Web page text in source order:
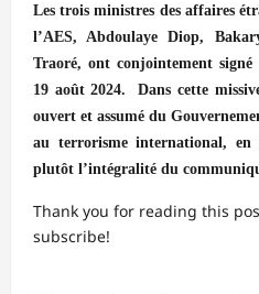
Les trois ministres des affaires
l’AES, Abdoulaye Diop,
Traoré, ont conjointement
19 août 2024. Dans cette
ouvert et assumé du
au terrorisme international,
plutôt l’intégralité du
Thank you for reading this
subscribe!